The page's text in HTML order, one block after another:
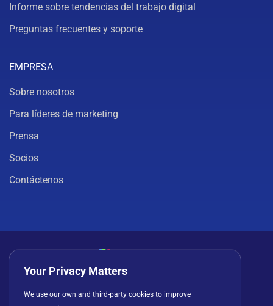
Informe sobre tendencias del trabajo digital
Preguntas frecuentes y soporte
EMPRESA
Sobre nosotros
Para líderes de marketing
Prensa
Socios
Contáctenos
Política de privacidad Cookies
Your Privacy Matters
We use our own and third-party cookies to improve